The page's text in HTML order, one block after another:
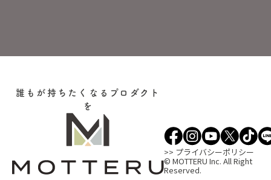
誰もが持ちたくなるプロダクト
を
>> プライバシーポリシー
© MOTTERU Inc. All Right
Reserved.